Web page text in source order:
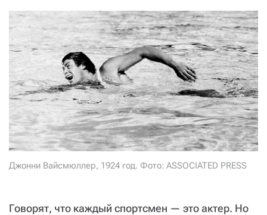
Джонни Вайсмюллер, 1924 год. Фото: ASSOCIATED PRESS
Говорят, что каждый спортсмен — это актер. Но
я принимаю условия и подтверждаю свое гражданство РФ
СТАТЬ СОУЧАСТНИКОМ
ПОДЕЛИТЬСЯ С ДРУЗЬЯМИ
Если у вас есть вопросы, пишите donate@novayagazeta.ruили
звоните:
+7 (929) 612-03-68